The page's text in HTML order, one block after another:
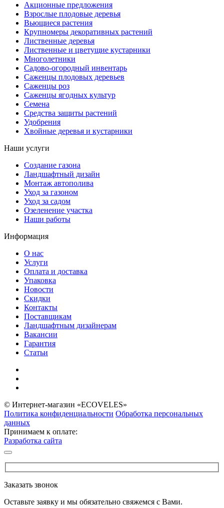
Акционные предложения
Взрослые плодовые деревья
Вьющиеся растения
Крупномеры декоративных растений
Лиственные деревья
Лиственные и цветущие кустарники
Многолетники
Садово-огородный инвентарь
Саженцы плодовых деревьев
Саженцы роз
Саженцы ягодных культур
Семена
Средства защиты растений
Удобрения
Хвойные деревья и кустарники
Наши услуги
Создание газона
Ландшафтный дизайн
Монтаж автополива
Уход за газоном
Уход за садом
Озеленение участка
Наши работы
Информация
О нас
Услуги
Оплата и доставка
Упаковка
Новости
Скидки
Контакты
Поставщикам
Ландшафтным дизайнерам
Вакансии
Гарантия
Статьи
© Интернет-магазин «ECOVELES»
Политика конфиденциальности Обработка персональных
данных
Принимаем к оплате:
Разработка сайта
Заказать звонок
Оставьте заявку и мы обязательно свяжемся с Вами.